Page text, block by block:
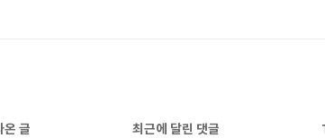
온 글 최근에 달린 댓글